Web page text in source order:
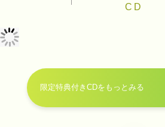
CD
限定特典付きCDをもっとみる